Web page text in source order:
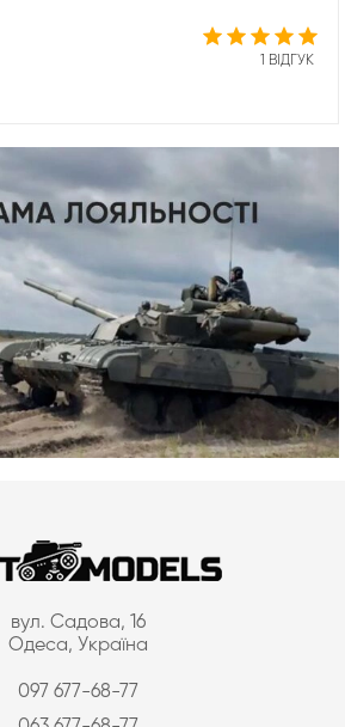
1 ВІДГУК
вул. Садова, 16
Одеса, Україна
097 677-68-77